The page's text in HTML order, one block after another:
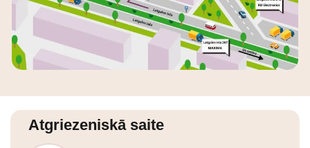
Atgriezeniskā saite